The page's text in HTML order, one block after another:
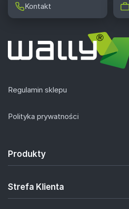
Kontakt
Regulamin sklepu
Polityka prywatności
Produkty
Strefa Klienta